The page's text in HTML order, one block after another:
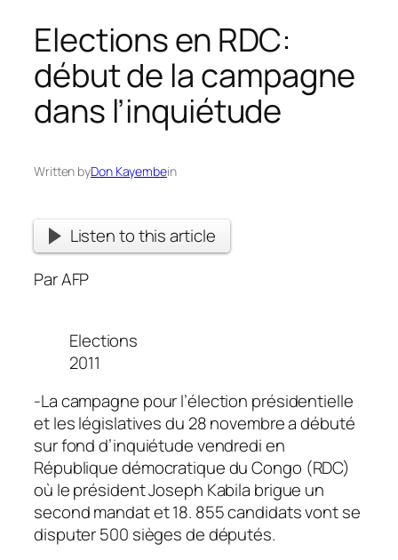
Elections en RDC:
début de la campagne
dans l’inquiétude
Written byDon Kayembein
Listen to this article
Par AFP
Elections
2011
-La campagne pour l’élection présidentielle
et les législatives du 28 novembre a débuté
sur fond d’inquiétude vendredi en
République démocratique du Congo (RDC)
où le président Joseph Kabila brigue un
second mandat et 18. 855 candidats vont se
disputer 500 sièges de députés.